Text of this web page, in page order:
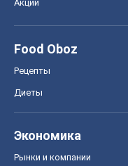
Акции
Food Oboz
Рецепты
Диеты
Экономика
Рынки и компании